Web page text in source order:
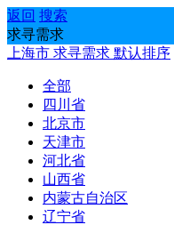
返回 搜索
求寻需求
上海市 求寻需求 默认排序
全部
四川省
北京市
天津市
河北省
山西省
内蒙古自治区
辽宁省